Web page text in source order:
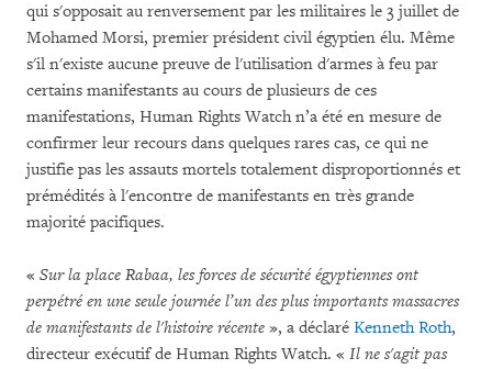
qui s'opposait au renversement par les militaires le 3 juillet de
Mohamed Morsi, premier président civil égyptien élu. Même
s'il n'existe aucune preuve de l'utilisation d'armes à feu par
certains manifestants au cours de plusieurs de ces
manifestations, Human Rights Watch n’a été en mesure de
confirmer leur recours dans quelques rares cas, ce qui ne
justifie pas les assauts mortels totalement disproportionnés et
prémédités à l'encontre de manifestants en très grande
majorité pacifiques.
« Sur la place Rabaa, les forces de sécurité égyptiennes ont
perpétré en une seule journée l’un des plus importants massacres
de manifestants de l'histoire récente », a déclaré Kenneth Roth,
directeur exécutif de Human Rights Watch. « Il ne s'agit pas